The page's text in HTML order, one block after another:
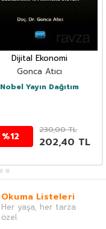
Dijital Ekonomi
Gonca Atıcı
Nobel Yayın Dağıtım
%12
230,00TL
202,40 TL
Okuma Listeleri
Her yaşa, her tarza
özel.